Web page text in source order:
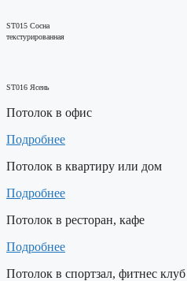
ST015 Сосна
текстурированная
ST016 Ясень
Потолок в офис
Подробнее
Потолок в квартиру или дом
Подробнее
Потолок в ресторан, кафе
Подробнее
Потолок в спортзал, фитнес клуб